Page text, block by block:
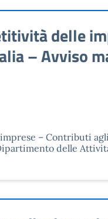
delle
– Avviso
imprese – Contributi
delle